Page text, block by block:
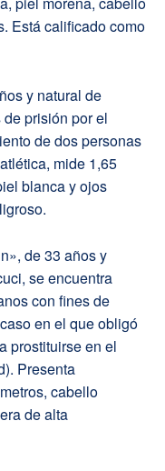
Está calificado como
y natural de
prisión por el
de dos personas
mide 1,65
blanca y ojos
de 33 años y
se encuentra
con fines de
en el que obligó
prostituirse en el
Presenta
cabello
de alta